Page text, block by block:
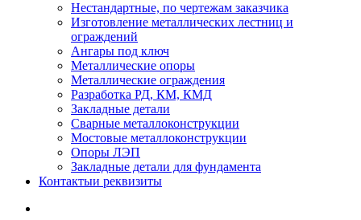
Нестандартные, по чертежам заказчика
Изготовление металлических лестниц и
ограждений
Ангары под ключ
Металлические опоры
Металлические ограждения
Разработка РД, КМ, КМД
Закладные детали
Сварные металлоконструкции
Мостовые металлоконструкции
Опоры ЛЭП
Закладные детали для фундамента
Контактыи реквизиты